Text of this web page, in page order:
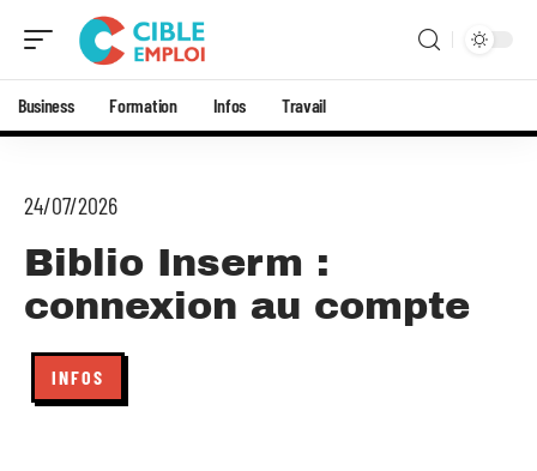
Business Formation Infos Travail
24/07/2026
Biblio Inserm :
connexion au compte
INFOS